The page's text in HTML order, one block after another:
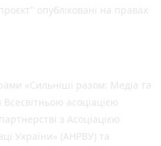
опубліковані на правах
«Сильніші разом: Медіа та
асоціацією
з Асоціацією
України» (АНРВУ) та